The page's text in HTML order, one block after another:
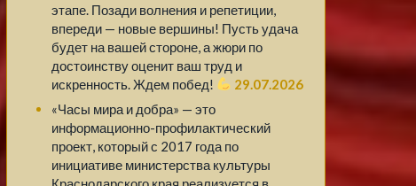
этапе. Позади волнения и репетиции,
впереди — новые вершины! Пусть удача
будет на вашей стороне, а жюри по
достоинству оценит ваш труд и
искренность. Ждем побед!
29.07.2026
«Часы мира и добра» — это
информационно-профилактический
проект, который с 2017 года по
инициативе министерства культуры